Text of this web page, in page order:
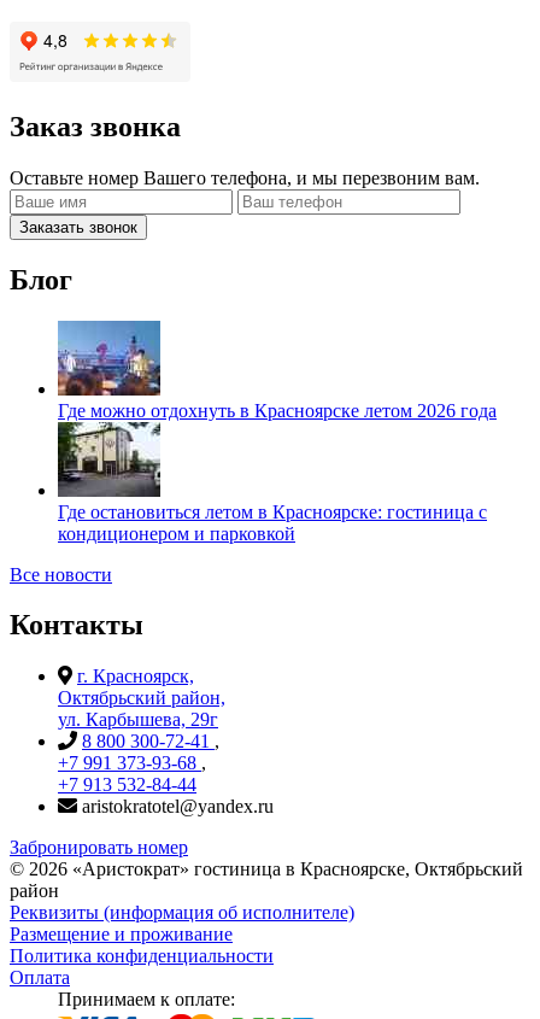
Заказ звонка
Оставьте номер Вашего телефона, и мы перезвоним вам.
Заказать звонок
Блог
Где можно отдохнуть в Красноярске летом 2026 года
Где остановиться летом в Красноярске: гостиница с
кондиционером и парковкой
Все новости
Контакты
г. Красноярск,
Октябрьский район,
ул. Карбышева, 29г
8 800 300-72-41 ,
+7 991 373-93-68 ,
+7 913 532-84-44
aristokratotel@yandex.ru
Забронировать номер
© 2026 «Аристократ» гостиница в Красноярске, Октябрьский
район
Реквизиты (информация об исполнителе)
Размещение и проживание
Политика конфиденциальности
Оплата
Принимаем к оплате: